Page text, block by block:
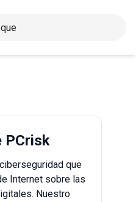
PCrisk
que
Internet sobre las
Nuestro